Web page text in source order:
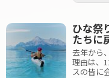
ひな祭
たちに
去年から
理由は、
スの皆に